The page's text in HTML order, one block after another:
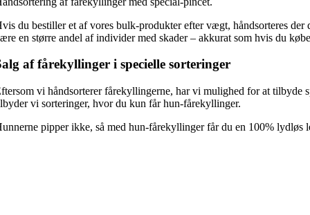
du bestiller et af vores bulk-produkter efter vægt, håndsorteres
en større andel af individer med skader – akkurat som hvis du
af fårekyllinger i specielle sorteringer
vi håndsorterer fårekyllingerne, har vi mulighed for at tilbyde
vi sorteringer, hvor du kun får hun-fårekyllinger.
pipper ikke, så med hun-fårekyllinger får du en 100% lydløs